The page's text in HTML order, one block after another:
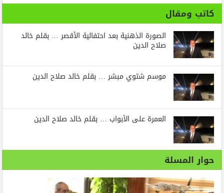
كاتب ومقال
الصورة الذهنية بعد احتفالية الأقصر … بقلم خالد
صلاح الدين
موسم شتوي مبشر … بقلم خالد صلاح الدين
العمرة على الأبواب … بقلم خالد صلاح الدين
حوار المسلة